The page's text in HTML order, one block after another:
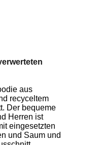
aus
recyceltem
Der bequeme
Herren ist
eingesetzten
und Saum und